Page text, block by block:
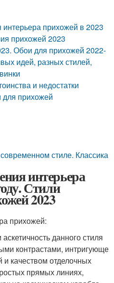
прихожей в 2023
прихожей 2023
Обои для прихожей 2022-
идей, разных стилей,
и недостатки
прихожей
стиле. Классика
интерьера
Стили
2023
прихожей:
данного стиля
контрастами, интригующе
и качеством отделочных
прямых линиях,